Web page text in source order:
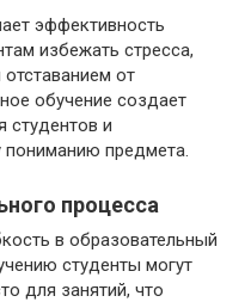
эффективность
избежать стресса,
отставанием от
обучение создает
студентов и
пониманию предмета.
процесса
в образовательный
студенты могут
для занятий, что